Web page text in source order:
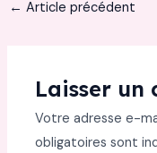
← Article précédent
Laisser un
Votre adresse e-
obligatoires sont